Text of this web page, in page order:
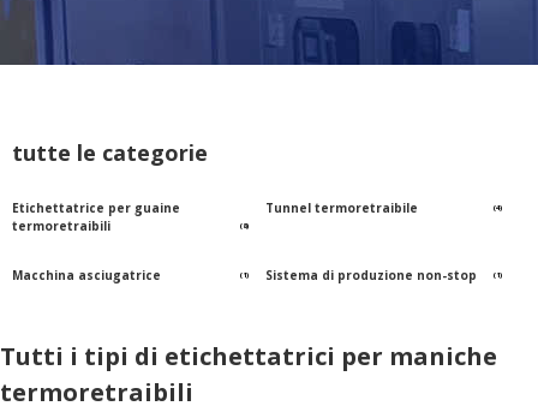
tutte le categorie
Etichettatrice per guaine
termoretraibili
(8)
Tunnel termoretraibile (4)
Macchina asciugatrice (1) Sistema di produzione non-stop (1)
Tutti i tipi di etichettatrici per maniche
termoretraibili